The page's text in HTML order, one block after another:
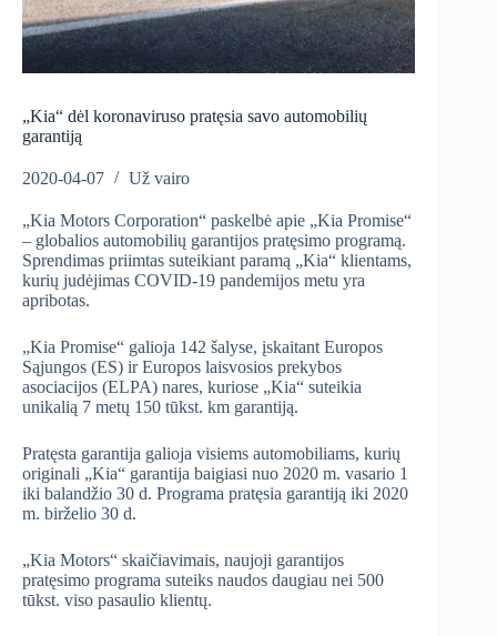
„Kia“ dėl koronaviruso pratęsia savo automobilių
garantiją
2020-04-07 Už vairo
„Kia Motors Corporation“ paskelbė apie „Kia Promise“
– globalios automobilių garantijos pratęsimo programą.
Sprendimas priimtas suteikiant paramą „Kia“ klientams,
kurių judėjimas COVID-19 pandemijos metu yra
apribotas.
„Kia Promise“ galioja 142 šalyse, įskaitant Europos
Sąjungos (ES) ir Europos laisvosios prekybos
asociacijos (ELPA) nares, kuriose „Kia“ suteikia
unikalią 7 metų 150 tūkst. km garantiją.
Pratęsta garantija galioja visiems automobiliams, kurių
originali „Kia“ garantija baigiasi nuo 2020 m. vasario 1
iki balandžio 30 d. Programa pratęsia garantiją iki 2020
m. birželio 30 d.
„Kia Motors“ skaičiavimais, naujoji garantijos
pratęsimo programa suteiks naudos daugiau nei 500
tūkst. viso pasaulio klientų.